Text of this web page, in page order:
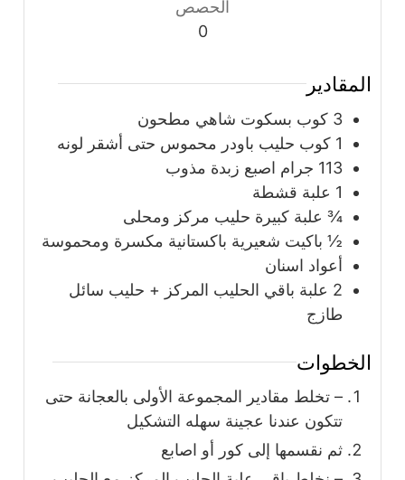
الحصص
0
المقادير
3 كوب بسكوت شاهي مطحون
1 كوب حليب باودر محموس حتى أشقر لونه
113 جرام اصبع زبدة مذوب
1 علبة قشطة
¾ علبة كبيرة حليب مركز ومحلى
½ باكيت شعيرية باكستانية مكسرة ومحموسة
أعواد اسنان
2 علبة باقي الحليب المركز + حليب سائل
طازج
الخطوات
– تخلط مقادير المجموعة الأولى بالعجانة حتى
تتكون عندنا عجينة سهله التشكيل
ثم نقسمها إلى كور أو اصابع